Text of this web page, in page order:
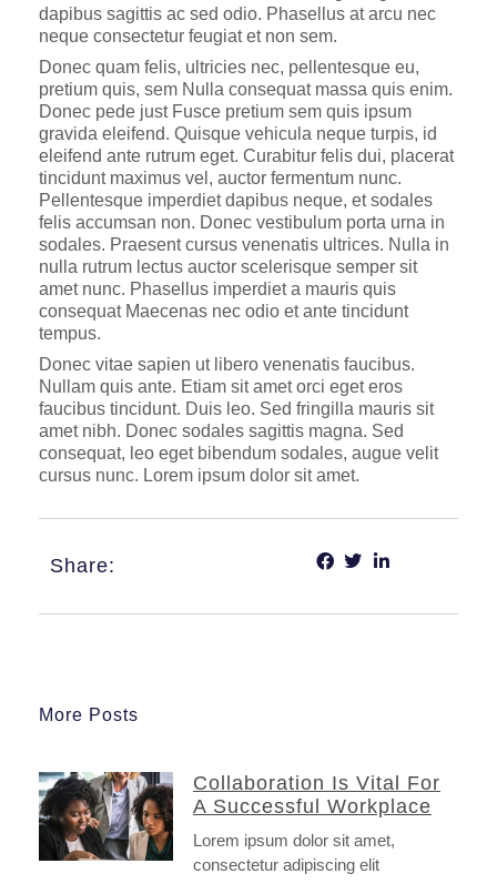
dapibus sagittis ac sed odio. Phasellus at arcu nec
neque consectetur feugiat et non sem.
Donec quam felis, ultricies nec, pellentesque eu,
pretium quis, sem Nulla consequat massa quis enim.
Donec pede just Fusce pretium sem quis ipsum
gravida eleifend. Quisque vehicula neque turpis, id
eleifend ante rutrum eget. Curabitur felis dui, placerat
tincidunt maximus vel, auctor fermentum nunc.
Pellentesque imperdiet dapibus neque, et sodales
felis accumsan non. Donec vestibulum porta urna in
sodales. Praesent cursus venenatis ultrices. Nulla in
nulla rutrum lectus auctor scelerisque semper sit
amet nunc. Phasellus imperdiet a mauris quis
consequat Maecenas nec odio et ante tincidunt
tempus.
Donec vitae sapien ut libero venenatis faucibus.
Nullam quis ante. Etiam sit amet orci eget eros
faucibus tincidunt. Duis leo. Sed fringilla mauris sit
amet nibh. Donec sodales sagittis magna. Sed
consequat, leo eget bibendum sodales, augue velit
cursus nunc. Lorem ipsum dolor sit amet.
Share:
More Posts
Collaboration Is Vital For
A Successful Workplace
Lorem ipsum dolor sit amet,
consectetur adipiscing elit